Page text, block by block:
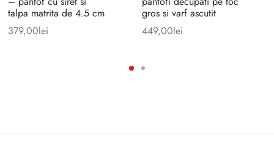
talpa matrita de 4.5 cm
379,00lei
gros si varf ascutit
449,00lei